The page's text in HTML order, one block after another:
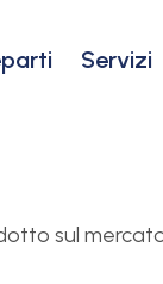
Servizi
sul